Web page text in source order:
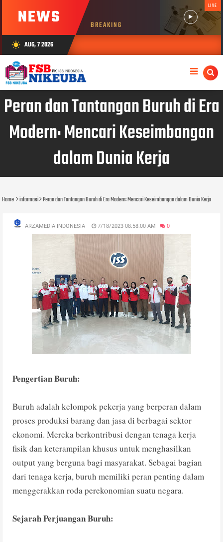
NEWS BREAKING
LIVE
wb_sunny AUG, 7 2026
Peran dan Tantangan Buruh di Era
Modern: Mencari Keseimbangan
dalam Dunia Kerja
Home informasi Peran dan Tantangan Buruh di Era Modern: Mencari Keseimbangan dalam Dunia Kerja
ARZAMEDIA INDONESIA 7/18/2023 08:58:00 AM 0
Pengertian Buruh:
Buruh adalah kelompok pekerja yang berperan dalam
proses produksi barang dan jasa di berbagai sektor
ekonomi. Mereka berkontribusi dengan tenaga kerja
fisik dan keterampilan khusus untuk menghasilkan
output yang berguna bagi masyarakat. Sebagai bagian
dari tenaga kerja, buruh memiliki peran penting dalam
menggerakkan roda perekonomian suatu negara.
Sejarah Perjuangan Buruh: